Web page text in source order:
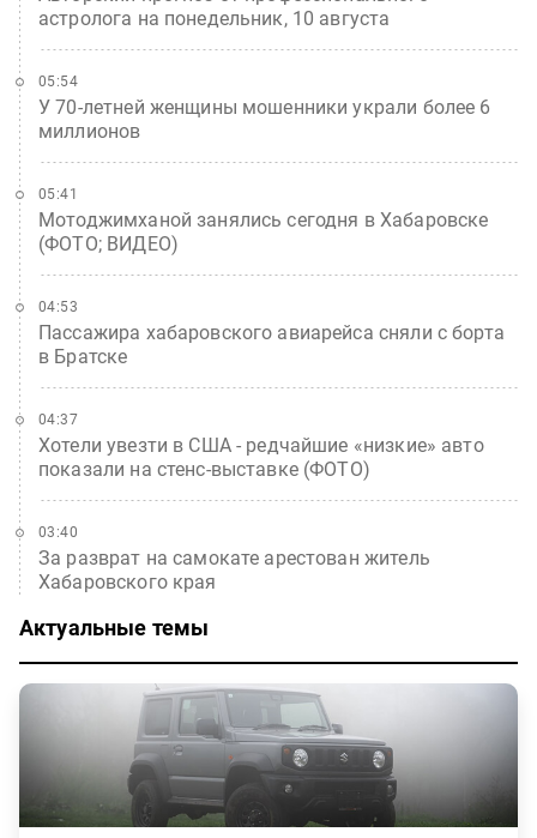
астролога на понедельник, 10 августа
У 70-летней женщины мошенники украли более 6
миллионов
05:54
Мотоджимханой занялись сегодня в Хабаровске
(ФОТО; ВИДЕО)
05:41
Пассажира хабаровского авиарейса сняли с борта
в Братске
04:53
Хотели увезти в США - редчайшие «низкие» авто
показали на стенс-выставке (ФОТО)
04:37
За разврат на самокате арестован житель
Хабаровского края
03:40
Актуальные темы